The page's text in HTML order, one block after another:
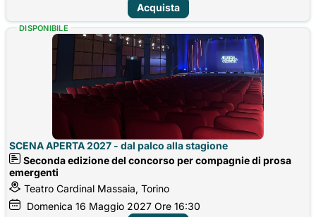
Acquista
SCENA APERTA 2027 - dal palco alla stagione
Seconda edizione del concorso per compagnie di prosa
emergenti
Teatro Cardinal Massaia, Torino
Domenica 16 Maggio 2027 Ore 16:30
DISPONIBILE